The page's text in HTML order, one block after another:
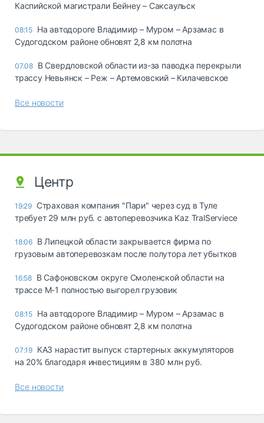
Каспийской магистрали Бейнеу – Саксаульск
08:15 На автодороге Владимир – Муром – Арзамас в
Судогодском районе обновят 2,8 км полотна
07.08 В Свердловской области из-за паводка перекрыли
трассу Невьянск – Реж – Артемовский – Килачевское
Все новости
Центр
19:29 Страховая компания "Пари" через суд в Туле
требует 29 млн руб. с автоперевозчика Kaz TralServiece
18:06 В Липецкой области закрывается фирма по
грузовым автоперевозкам после полутора лет убытков
16:58 В Сафоновском округе Смоленской области на
трассе М-1 полностью выгорел грузовик
08:15 На автодороге Владимир – Муром – Арзамас в
Судогодском районе обновят 2,8 км полотна
07:19 КАЗ нарастит выпуск стартерных аккумуляторов
на 20% благодаря инвестициям в 380 млн руб.
Все новости